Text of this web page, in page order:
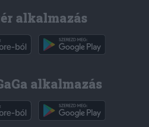
alkalmazás
alkalmazás